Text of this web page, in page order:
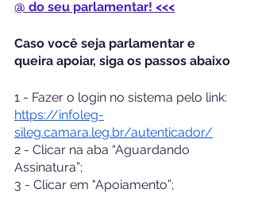
@ do seu parlamentar! <<<
Caso você seja parlamentar e
queira apoiar, siga os passos abaixo
1 - Fazer o login no sistema pelo link:
https://infoleg-
sileg.camara.leg.br/autenticador/
2 - Clicar na aba “Aguardando
Assinatura”;
3 - Clicar em "Apoiamento”;